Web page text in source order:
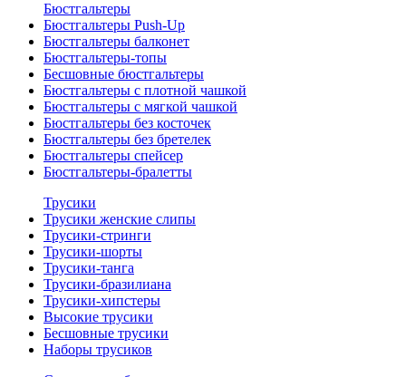
Бюстгальтеры
Бюстгальтеры Push-Up
Бюстгальтеры балконет
Бюстгальтеры-топы
Бесшовные бюстгальтеры
Бюстгальтеры с плотной чашкой
Бюстгальтеры с мягкой чашкой
Бюстгальтеры без косточек
Бюстгальтеры без бретелек
Бюстгальтеры спейсер
Бюстгальтеры-бралетты
Трусики
Трусики женские слипы
Трусики-стринги
Трусики-шорты
Трусики-танга
Трусики-бразилиана
Трусики-хипстеры
Высокие трусики
Бесшовные трусики
Наборы трусиков